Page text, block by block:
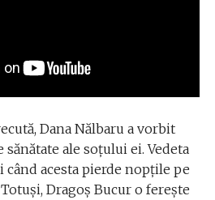
Dana Nălbaru a vorbit
ale soțului ei. Vedeta
acesta pierde nopțile pe
Dragoș Bucur o ferește